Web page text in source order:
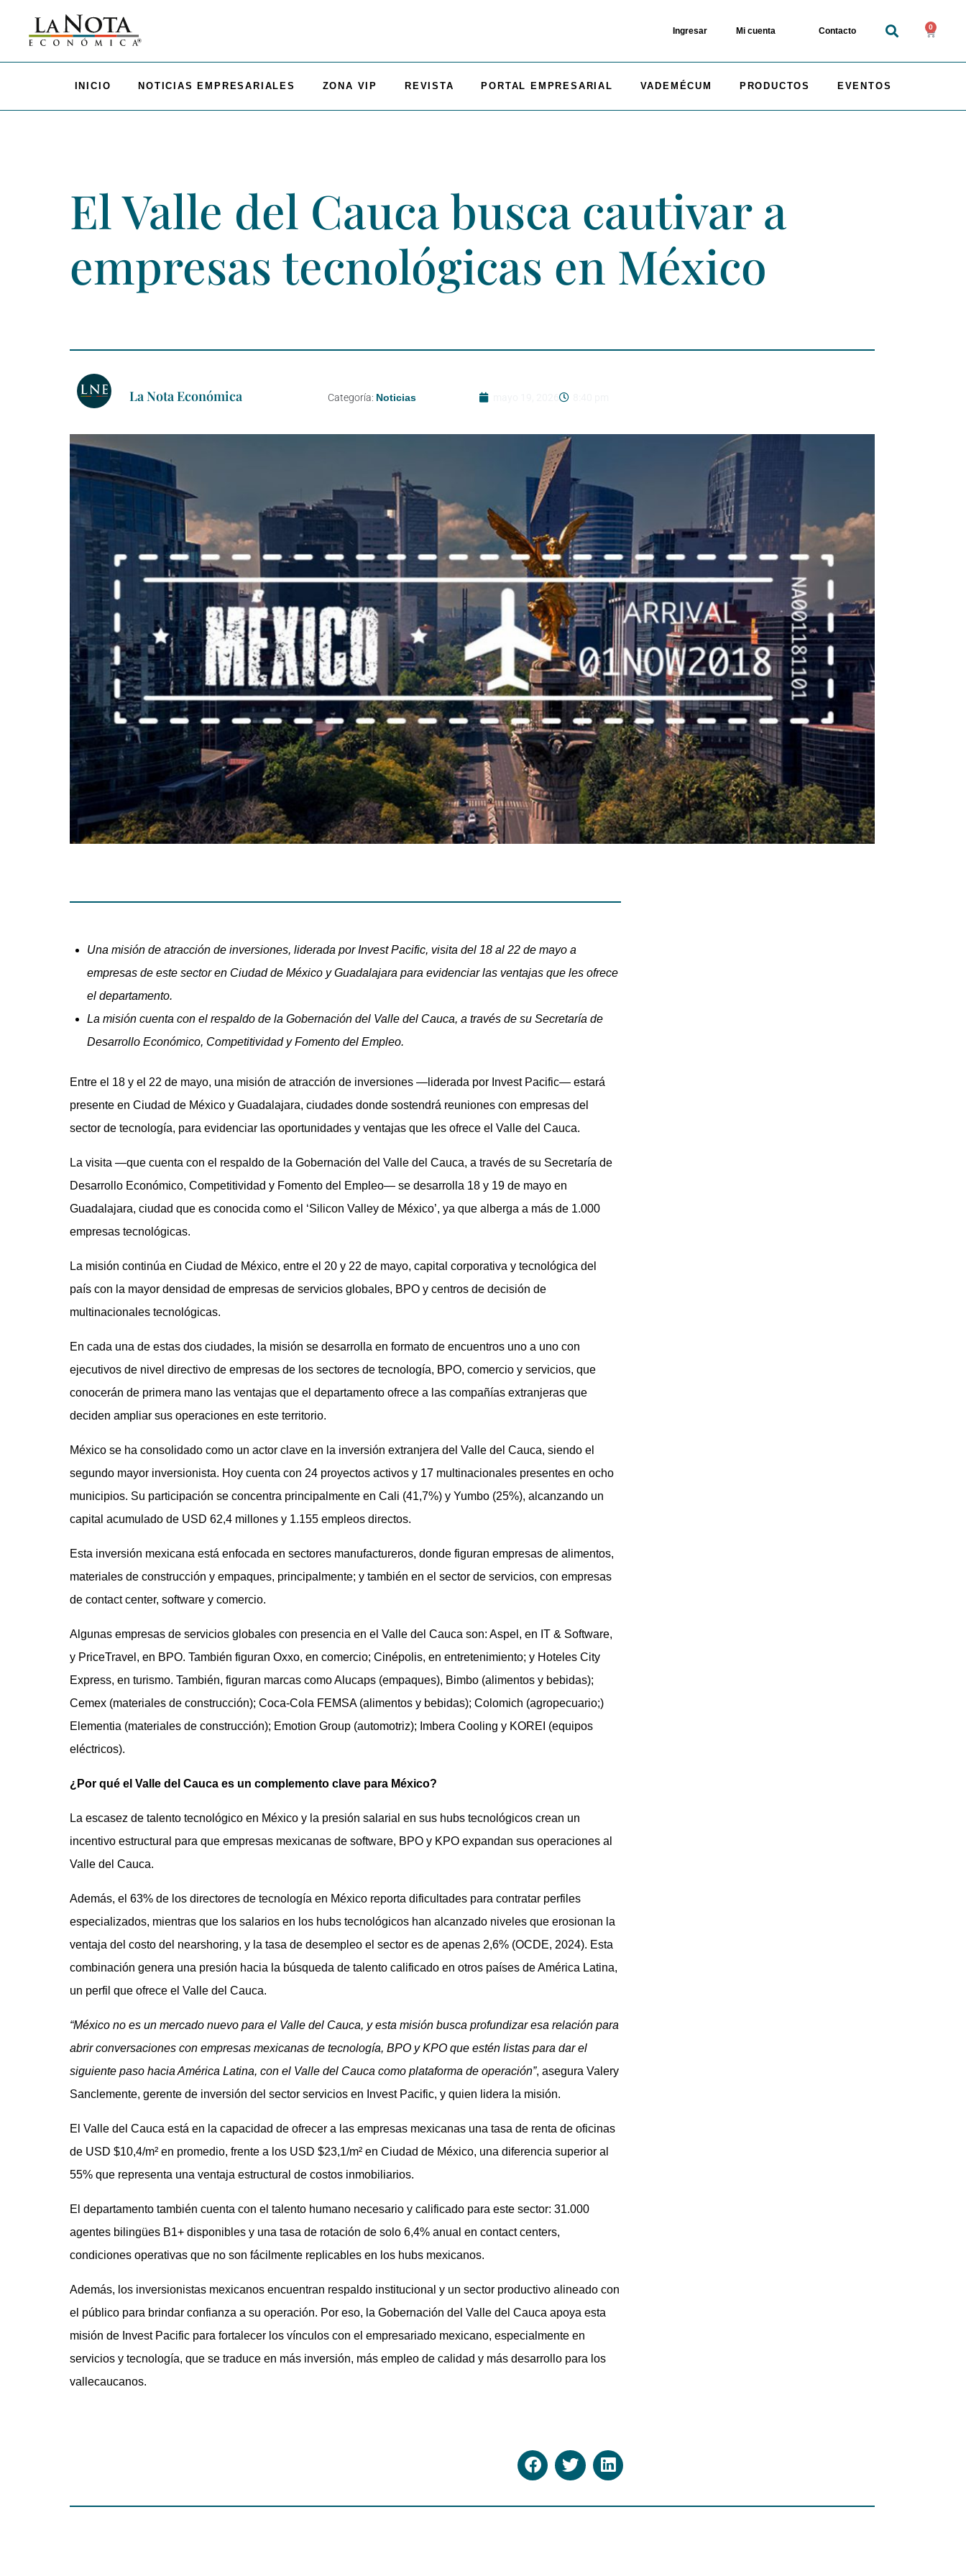
Ingresar Mi cuenta Contacto 0
INICIO NOTICIAS EMPRESARIALES ZONA VIP REVISTA PORTAL EMPRESARIAL VADEMÉCUM PRODUCTOS EVENTOS
El Valle del Cauca busca cautivar a
empresas tecnológicas en México
La Nota Económica Categoría: Noticias
Una misión de atracción de inversiones, liderada por Invest Pacific, visita del 18 al 22 de mayo a
empresas de este sector en Ciudad de México y Guadalajara para evidenciar las ventajas que les ofrece
el departamento.
La misión cuenta con el respaldo de la Gobernación del Valle del Cauca, a través de su Secretaría de
Desarrollo Económico, Competitividad y Fomento del Empleo.
Entre el 18 y el 22 de mayo, una misión de atracción de inversiones —liderada por Invest Pacific— estará
presente en Ciudad de México y Guadalajara, ciudades donde sostendrá reuniones con empresas del
sector de tecnología, para evidenciar las oportunidades y ventajas que les ofrece el Valle del Cauca.
La visita —que cuenta con el respaldo de la Gobernación del Valle del Cauca, a través de su Secretaría de
Desarrollo Económico, Competitividad y Fomento del Empleo— se desarrolla 18 y 19 de mayo en
Guadalajara, ciudad que es conocida como el ‘Silicon Valley de México’, ya que alberga a más de 1.000
empresas tecnológicas.
La misión continúa en Ciudad de México, entre el 20 y 22 de mayo, capital corporativa y tecnológica del
país con la mayor densidad de empresas de servicios globales, BPO y centros de decisión de
multinacionales tecnológicas.
En cada una de estas dos ciudades, la misión se desarrolla en formato de encuentros uno a uno con
ejecutivos de nivel directivo de empresas de los sectores de tecnología, BPO, comercio y servicios, que
conocerán de primera mano las ventajas que el departamento ofrece a las compañías extranjeras que
deciden ampliar sus operaciones en este territorio.
México se ha consolidado como un actor clave en la inversión extranjera del Valle del Cauca, siendo el
segundo mayor inversionista. Hoy cuenta con 24 proyectos activos y 17 multinacionales presentes en ocho
municipios. Su participación se concentra principalmente en Cali (41,7%) y Yumbo (25%), alcanzando un
capital acumulado de USD 62,4 millones y 1.155 empleos directos.
Esta inversión mexicana está enfocada en sectores manufactureros, donde figuran empresas de alimentos,
materiales de construcción y empaques, principalmente; y también en el sector de servicios, con empresas
de contact center, software y comercio.
Algunas empresas de servicios globales con presencia en el Valle del Cauca son: Aspel, en IT & Software,
y PriceTravel, en BPO. También figuran Oxxo, en comercio; Cinépolis, en entretenimiento; y Hoteles City
Express, en turismo. También, figuran marcas como Alucaps (empaques), Bimbo (alimentos y bebidas);
Cemex (materiales de construcción); Coca-Cola FEMSA (alimentos y bebidas); Colomich (agropecuario;)
Elementia (materiales de construcción); Emotion Group (automotriz); Imbera Cooling y KOREI (equipos
eléctricos).
¿Por qué el Valle del Cauca es un complemento clave para México?
La escasez de talento tecnológico en México y la presión salarial en sus hubs tecnológicos crean un
incentivo estructural para que empresas mexicanas de software, BPO y KPO expandan sus operaciones al
Valle del Cauca.
Además, el 63% de los directores de tecnología en México reporta dificultades para contratar perfiles
especializados, mientras que los salarios en los hubs tecnológicos han alcanzado niveles que erosionan la
ventaja del costo del nearshoring, y la tasa de desempleo el sector es de apenas 2,6% (OCDE, 2024). Esta
combinación genera una presión hacia la búsqueda de talento calificado en otros países de América Latina,
un perfil que ofrece el Valle del Cauca.
“México no es un mercado nuevo para el Valle del Cauca, y esta misión busca profundizar esa relación para
abrir conversaciones con empresas mexicanas de tecnología, BPO y KPO que estén listas para dar el
siguiente paso hacia América Latina, con el Valle del Cauca como plataforma de operación”, asegura Valery
Sanclemente, gerente de inversión del sector servicios en Invest Pacific, y quien lidera la misión.
El Valle del Cauca está en la capacidad de ofrecer a las empresas mexicanas una tasa de renta de oficinas
de USD $10,4/m² en promedio, frente a los USD $23,1/m² en Ciudad de México, una diferencia superior al
55% que representa una ventaja estructural de costos inmobiliarios.
El departamento también cuenta con el talento humano necesario y calificado para este sector: 31.000
agentes bilingües B1+ disponibles y una tasa de rotación de solo 6,4% anual en contact centers,
condiciones operativas que no son fácilmente replicables en los hubs mexicanos.
Además, los inversionistas mexicanos encuentran respaldo institucional y un sector productivo alineado con
el público para brindar confianza a su operación. Por eso, la Gobernación del Valle del Cauca apoya esta
misión de Invest Pacific para fortalecer los vínculos con el empresariado mexicano, especialmente en
servicios y tecnología, que se traduce en más inversión, más empleo de calidad y más desarrollo para los
vallecaucanos.